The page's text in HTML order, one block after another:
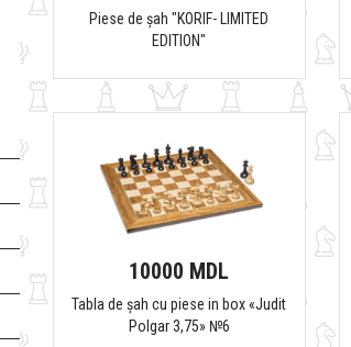
Piese de șah "KORIF- LIMITED
EDITION"
10000 MDL
Tabla de șah cu piese in box «Judit
Polgar 3,75» №6